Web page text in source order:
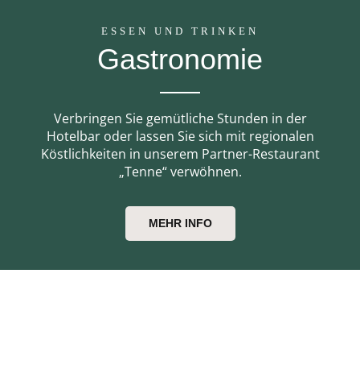
ESSEN UND TRINKEN
Gastronomie
Verbringen Sie gemütliche Stunden in der
Hotelbar oder lassen Sie sich mit regionalen
Köstlichkeiten in unserem Partner-Restaurant
„Tenne“ verwöhnen.
MEHR INFO